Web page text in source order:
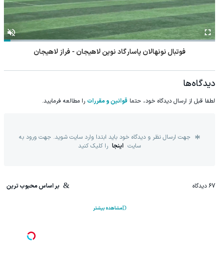
فوتبال نونهالان پاسارگاد نوین لاهیجان - فراز لاهیجان
دیدگاه‌ها
لطفا قبل از ارسال دیدگاه خود، حتما قوانین و مقررات را مطالعه فرمایید.
جهت ارسال نظر و دیدگاه خود باید ابتدا وارد سایت شوید. جهت ورود به
سایت اینجا را کلیک کنید
67 دیدگاه بر اساس محبوب ترین
مشاهده بیشتر